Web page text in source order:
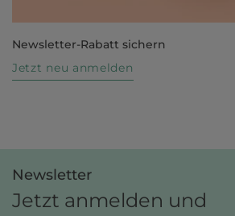
Newsletter-Rabatt sichern
Jetzt neu anmelden
Newsletter
Jetzt anmelden und